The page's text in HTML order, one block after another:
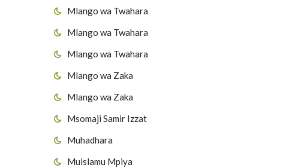
Mlango wa Twahara
Mlango wa Twahara
Mlango wa Twahara
Mlango wa Zaka
Mlango wa Zaka
Msomaji Samir Izzat
Muhadhara
Muislamu Mpiya